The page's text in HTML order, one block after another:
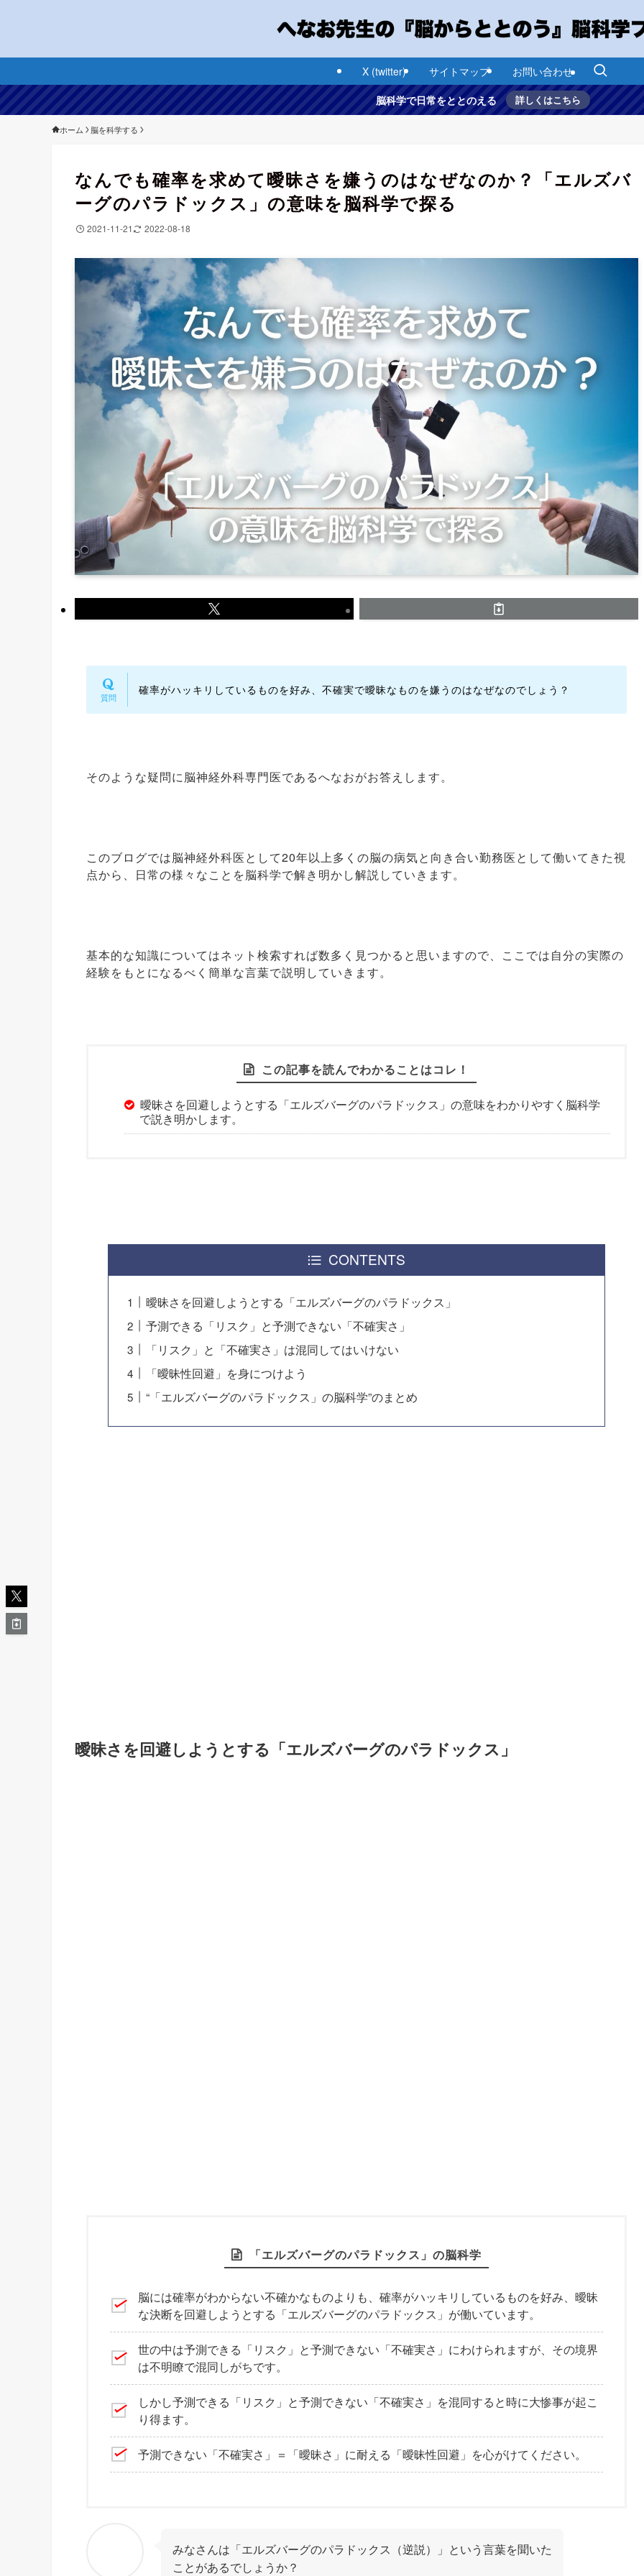
X (twitter) サイトマップ
お問い合わせ
脳科学で日常をととのえる
詳しくはこちら
ホーム 脳を科学する
なんでも確率を求めて曖昧さを嫌うのはなぜなのか？「エルズバ
ーグのパラドックス」の意味を脳科学で探る
2021-11-21 2022-08-18
確率がハッキリしているものを好み、不確実で曖昧なものを嫌うのはなぜなのでしょう？
そのような疑問に脳神経外科専門医であるへなおがお答えします。
このブログでは脳神経外科医として20年以上多くの脳の病気と向き合い勤務医として働いてきた視
点から、日常の様々なことを脳科学で解き明かし解説していきます。
基本的な知識についてはネット検索すれば数多く見つかると思いますので、ここでは自分の実際の
経験をもとになるべく簡単な言葉で説明していきます。
この記事を読んでわかることはコレ！
曖昧さを回避しようとする「エルズバーグのパラドックス」の意味をわかりやすく脳科学
で説き明かします。
CONTENTS
曖昧さを回避しようとする「エルズバーグのパラドックス」
予測できる「リスク」と予測できない「不確実さ」
「リスク」と「不確実さ」は混同してはいけない
「曖昧性回避」を身につけよう
“「エルズバーグのパラドックス」の脳科学”のまとめ
曖昧さを回避しようとする「エルズバーグのパラドックス」
「エルズバーグのパラドックス」の脳科学
脳には確率がわからない不確かなものよりも、確率がハッキリしているものを好み、曖昧
な決断を回避しようとする「エルズバーグのパラドックス」が働いています。
世の中は予測できる「リスク」と予測できない「不確実さ」にわけられますが、その境界
は不明瞭で混同しがちです。
しかし予測できる「リスク」と予測できない「不確実さ」を混同すると時に大惨事が起こ
り得ます。
予測できない「不確実さ」＝「曖昧さ」に耐える「曖昧性回避」を心がけてください。
みなさんは「エルズバーグのパラドックス（逆説）」という言葉を聞いた
ことがあるでしょうか？